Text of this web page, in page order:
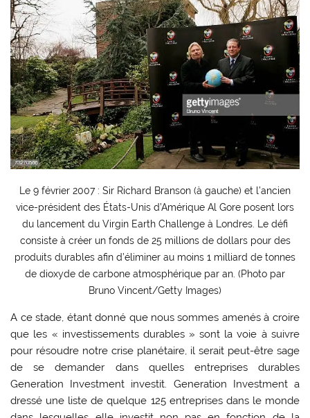
Le 9 février 2007 : Sir Richard Branson (à gauche) et l’ancien
vice-président des États-Unis d’Amérique Al Gore posent lors
du lancement du Virgin Earth Challenge à Londres. Le défi
consiste à créer un fonds de 25 millions de dollars pour des
produits durables afin d’éliminer au moins 1 milliard de tonnes
de dioxyde de carbone atmosphérique par an. (Photo par
Bruno Vincent/Getty Images)
A ce stade, étant donné que nous sommes amenés à croire
que les « investissements durables » sont la voie à suivre
pour résoudre notre crise planétaire, il serait peut-être sage
de se demander dans quelles entreprises durables
Generation Investment investit. Generation Investment a
dressé une liste de quelque 125 entreprises dans le monde